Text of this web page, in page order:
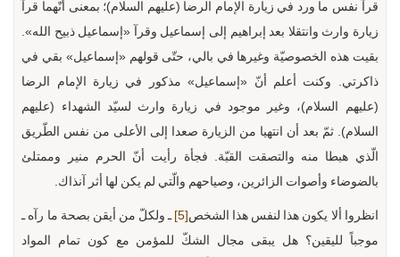
قرآ نفس ما ورد في زيارة الإمام الرضا (عليهم السلام)؛ بمعنى أنّهما قرآ
زيارة وارث وانتقلا بعد إبراهيم إلى إسماعيل وقرآ «إسماعيل ذبيح الله».
بقيت هذه الخصوصيّة وغيرها في بالي، حتّى قولهم «إسماعيل» بقي في
ذاكرتي. وكنت أعلم أنّ «إسماعيل» مذكور في زيارة الإمام الرضا
(عليهم السلام)، وغير موجود في زيارة وارث لسيّد الشهداء (عليهم
السلام). ثمّ بعد أن انتهيا من الزيارة صعدا إلى الأعلى من نفس الطّريق
الّذي هبطا منه والتصقت القبّة. فجأة رأيت أنّ الحرم منير وممتلئ
بالضوضاء وأصوات الزائرين، وصياحهم والّتي لم يكن لها أثر آنذاك.
انظروا ألا يكون هذا لنفس هذا الشخص[5]
ـ ولكلّ من أيقن بصحة ما رآه ـ
موجباً لليقين؟ هل يبقى مجال الشكّ للمؤمن مع كون تمام المواد